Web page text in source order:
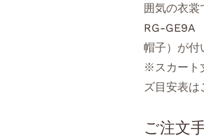
囲気の衣裳
RG-GE9A
帽子）が
※スカート
ズ目安表は
ご注文